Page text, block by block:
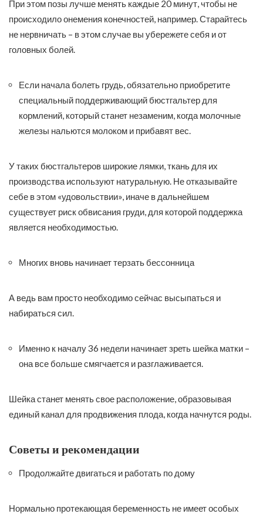
При этом позы лучше менять каждые 20 минут, чтобы не
происходило онемения конечностей, например. Старайтесь
не нервничать – в этом случае вы убережете себя и от
головных болей.
Если начала болеть грудь, обязательно приобретите
специальный поддерживающий бюстгальтер для
кормлений, который станет незаменим, когда молочные
железы нальются молоком и прибавят вес.
У таких бюстгальтеров широкие лямки, ткань для их
производства используют натуральную. Не отказывайте
себе в этом «удовольствии», иначе в дальнейшем
существует риск обвисания груди, для которой поддержка
является необходимостью.
Многих вновь начинает терзать бессонница
А ведь вам просто необходимо сейчас высыпаться и
набираться сил.
Именно к началу 36 недели начинает зреть шейка матки –
она все больше смягчается и разглаживается.
Шейка станет менять свое расположение, образовывая
единый канал для продвижения плода, когда начнутся роды.
Советы и рекомендации
Продолжайте двигаться и работать по дому
Нормально протекающая беременность не имеет особых